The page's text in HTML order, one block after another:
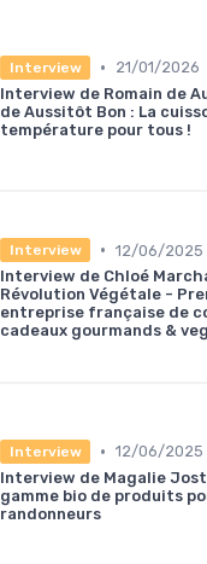
Interview •
21/01/2026
Interview de Romain de
de Aussitôt Bon : La
température pour tous !
Interview • 12/06/2025
Interview de Chloé
Révolution Végétale -
entreprise française de
cadeaux gourmands &
Interview • 12/06/2025
Interview de Magalie Jost
gamme bio de produits
randonneurs